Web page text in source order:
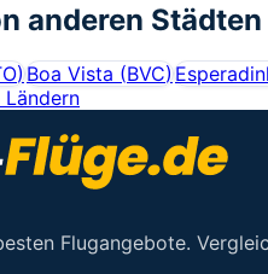
anderen
)Boa Vista (BVC)
Ländern
Flugangebote.